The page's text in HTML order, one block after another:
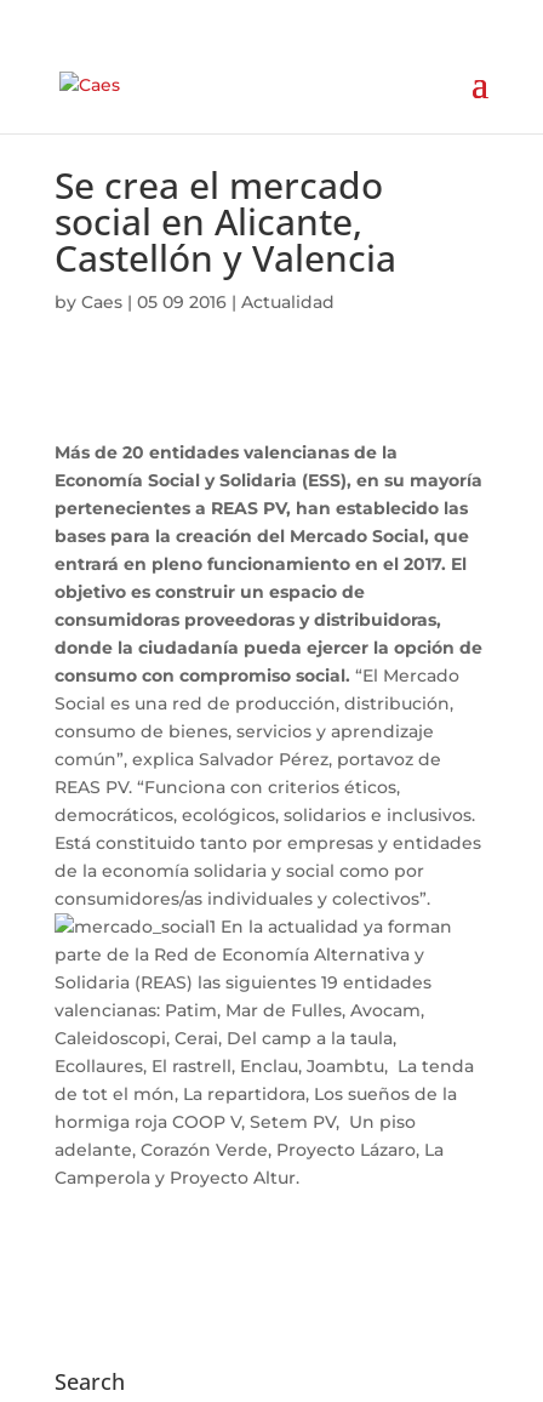
Se crea el mercado
social en Alicante,
Castellón y Valencia
by Caes| 05 09 2016| Actualidad
Más de 20 entidades valencianas de la
Economía Social y Solidaria (ESS), en su mayoría
pertenecientes a REAS PV, han establecido las
bases para la creación del Mercado Social, que
entrará en pleno funcionamiento en el 2017. El
objetivo es construir un espacio de
consumidoras proveedoras y distribuidoras,
donde la ciudadanía pueda ejercer la opción de
consumo con compromiso social. “El Mercado
Social es una red de producción, distribución,
consumo de bienes, servicios y aprendizaje
común”, explica Salvador Pérez, portavoz de
REAS PV. “Funciona con criterios éticos,
democráticos, ecológicos, solidarios e inclusivos.
Está constituido tanto por empresas y entidades
de la economía solidaria y social como por
consumidores/as individuales y colectivos”.
En la actualidad ya forman
parte de la Red de Economía Alternativa y
Solidaria (REAS) las siguientes 19 entidades
valencianas: Patim, Mar de Fulles, Avocam,
Caleidoscopi, Cerai, Del camp a la taula,
Ecollaures, El rastrell, Enclau, Joambtu, La tenda
de tot el món, La repartidora, Los sueños de la
hormiga roja COOP V, Setem PV, Un piso
adelante, Corazón Verde, Proyecto Lázaro, La
Camperola y Proyecto Altur.
Search